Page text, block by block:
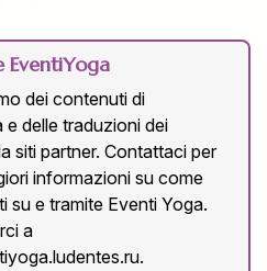
EventiYoga
dei contenuti di
e delle traduzioni dei
siti partner. Contattaci per
informazioni su come
su e tramite Eventi Yoga.
a
.